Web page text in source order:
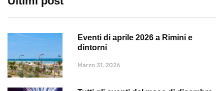
Eventi di aprile 2026 a Rimini e
dintorni
Marzo 31, 2026